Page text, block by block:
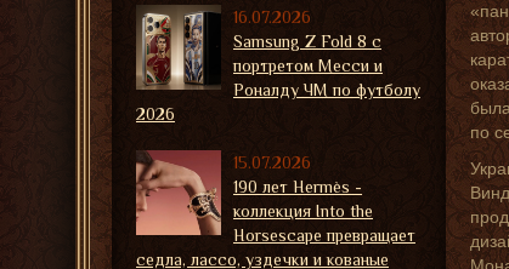
по
16.07.2026
Samsung Z Fold 8 с
портретом Месси и
Роналду ЧМ по футболу
2026
15.07.2026
190 лет Hermès -
коллекция Into the
Horsescape превращает
седла, лассо, уздечки и кованые